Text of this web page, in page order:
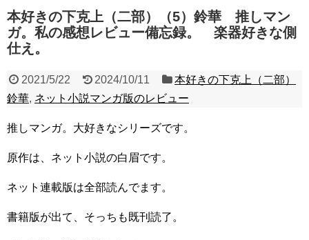
本好きの下克上（二部）（5）鈴華 推しマン
ガ。私の感想レビュー備忘録。 楽器好きな側
仕え。
2021/5/22 2024/10/11
本好きの下克上（二部）
鈴華, ネット小説マンガ版のレビュー
推しマンガ。大好きなシリーズです。
原作は、ネット小説の白眉です。
ネット連載版は全部読んでます。
書籍版が出て、そっちも既刊読了。